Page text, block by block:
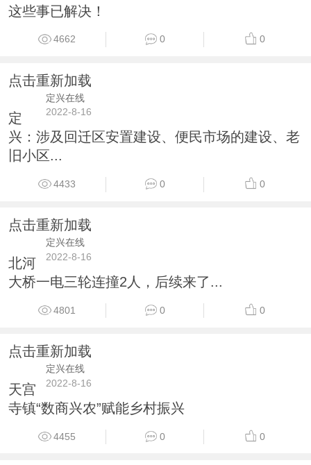
这些事已解决！
4662 0 0
点击重新加载
定兴在线
2022-8-16
定
兴：涉及回迁区安置建设、便民市场的建设、老
旧小区...
4433 0 0
点击重新加载
定兴在线
2022-8-16
北河
大桥一电三轮连撞2人，后续来了...
4801 0 0
点击重新加载
定兴在线
2022-8-16
天宫
寺镇“数商兴农”赋能乡村振兴
4455 0 0